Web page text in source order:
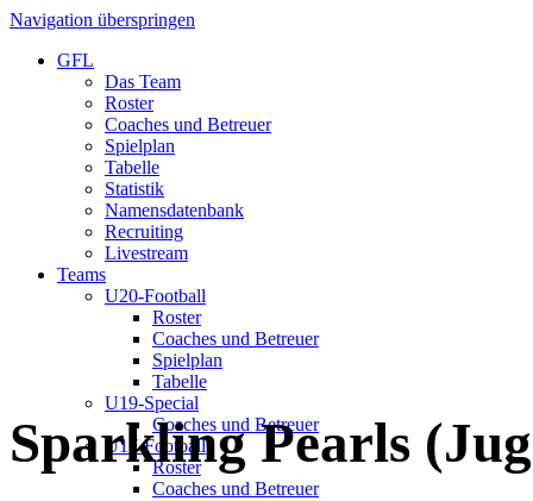
Navigation überspringen
GFL
Das Team
Roster
Coaches und Betreuer
Spielplan
Tabelle
Statistik
Namensdatenbank
Recruiting
Livestream
Teams
U20-Football
Roster
Coaches und Betreuer
Spielplan
Tabelle
U19-Special
Coaches und Betreuer
U17-Football
Roster
Coaches und Betreuer
Sparkling Pearls